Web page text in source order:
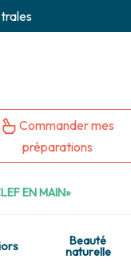
Commander mes
préparations
EN MAIN»
Beauté
naturelle